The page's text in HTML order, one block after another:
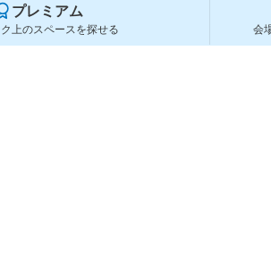
プレミアム
上のスペースを探せる 会